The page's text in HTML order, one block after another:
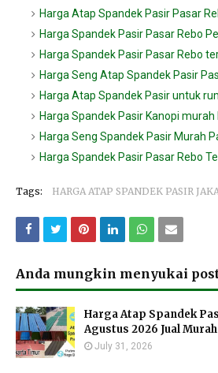
Harga Atap Spandek Pasir Pasar
Harga Spandek Pasir Pasar Rebo
Harga Spandek Pasir Pasar Rebo
Harga Seng Atap Spandek Pasir
Harga Atap Spandek Pasir untuk
Harga Spandek Pasir Kanopi murah
Harga Seng Spandek Pasir Murah
Harga Spandek Pasir Pasar Rebo
Tags: HARGA ATAP SPANDEK PASIR
Anda mungkin menyukai
Harga Atap Spandek
Agustus 2026 Jual
July 31, 2026